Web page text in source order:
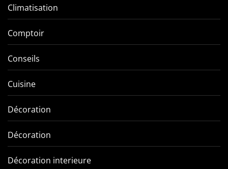
Climatisation
Comptoir
Conseils
Cuisine
Décoration
Décoration
Décoration interieure